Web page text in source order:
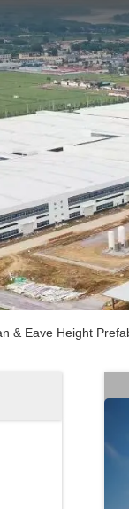
& Eave Height